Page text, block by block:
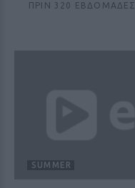
ΠΡΙΝ 320 ΕΒΔΟΜΆΔΕΣ
SUMMER